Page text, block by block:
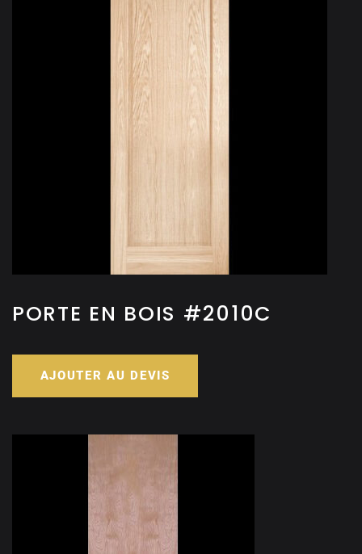
PORTE EN BOIS #2010C
AJOUTER AU DEVIS